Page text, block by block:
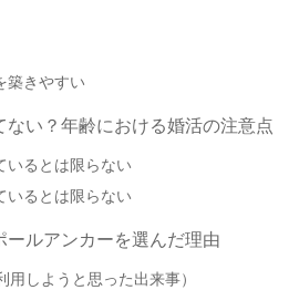
築きやすい
ない？年齢における婚活の注意点
いるとは限らない
いるとは限らない
ールアンカーを選んだ理由
用しようと思った出来事）